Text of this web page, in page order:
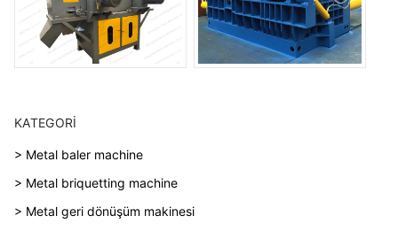
KATEGORI
> Metal baler machine
> Metal briquetting machine
> Metal geri dönüşüm makinesi